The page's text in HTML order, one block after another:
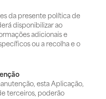
da presente política de
disponibilizar ao
adicionais e
ou a recolha e o
esta Aplicação,
terceiros, poderão